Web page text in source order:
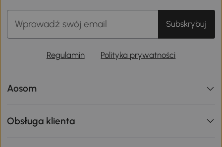
Subskrybuj
Regulamin Polityka prywatności
Aosom
Obsługa klienta